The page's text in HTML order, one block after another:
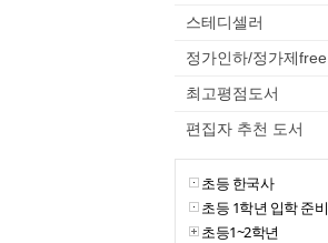
스테디셀러
정가인하/정가제free
최고평점도서
편집자 추천 도서
초등 한국사
초등 1학년 입학 준비
초등1~2학년